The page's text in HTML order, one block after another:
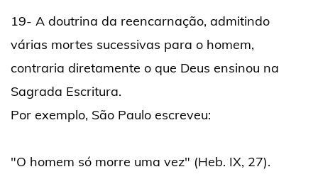
19- A doutrina da reencarnação, admitindo
várias mortes sucessivas para o homem,
contraria diretamente o que Deus ensinou na
Sagrada Escritura.
Por exemplo, São Paulo escreveu:
"O homem só morre uma vez" (Heb. IX, 27).